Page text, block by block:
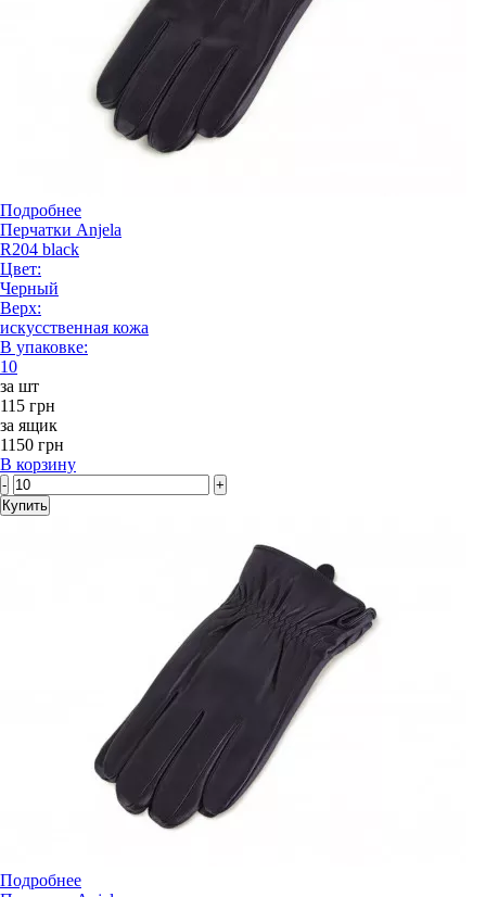
Подробнее
Перчатки Anjela
R204 black
Цвет:
Черный
Верх:
искусственная кожа
В упаковке:
10
за шт
115 грн
за ящик
1150 грн
В корзину
-
+
Купить
Подробнее